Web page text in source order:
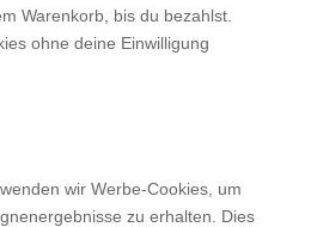
Warenkorb, bis du bezahlst.
ohne deine Einwilligung
wir Werbe-Cookies, um
zu erhalten. Dies